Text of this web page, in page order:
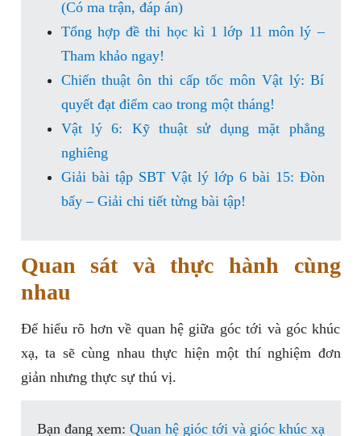
(Có ma trận, đáp án)
Tổng hợp đề thi học kì 1 lớp 11 môn lý –
Tham khảo ngay!
Chiến thuật ôn thi cấp tốc môn Vật lý: Bí
quyết đạt điểm cao trong một tháng!
Vật lý 6: Kỹ thuật sử dụng mặt phẳng
nghiêng
Giải bài tập SBT Vật lý lớp 6 bài 15: Đòn
bẩy – Giải chi tiết từng bài tập!
Quan sát và thực hành cùng
nhau
Để hiểu rõ hơn về quan hệ giữa góc tới và góc khúc
xạ, ta sẽ cùng nhau thực hiện một thí nghiệm đơn
giản nhưng thực sự thú vị.
Bạn đang xem: Quan hệ gióc tới và gióc khúc xạ